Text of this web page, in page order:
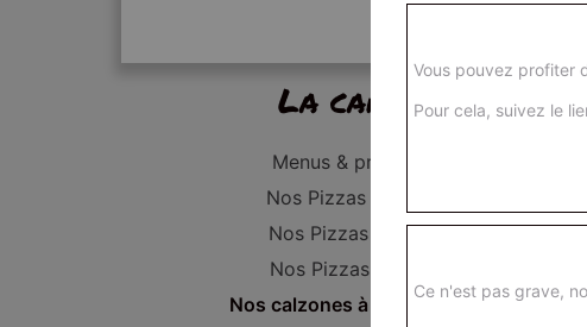
La carte
Menus & promos
Nos Pizzas Junior
Nos Pizzas Super
Nos Pizzas Méga
Nos calzones à composer
Vous pouvez profiter
Pour cela, suivez le
Ce n'est pas grave,